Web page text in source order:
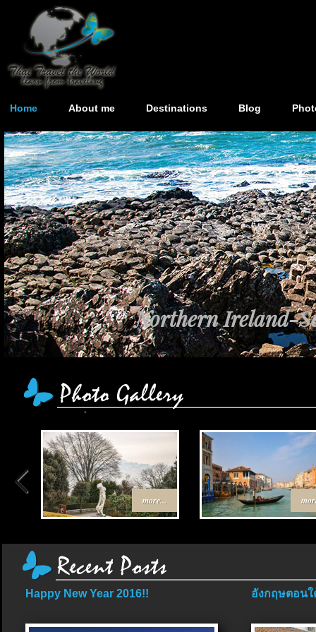
Home About me Destinations Blog
Northern Ireland-
more...
Happy New Year 2016!! อังกฤษตอนใ